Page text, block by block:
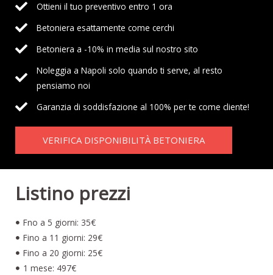
Ottieni il tuo preventivo entro 1 ora
Betoniera esattamente come cerchi
Betoniera a -10% in media sul nostro sito
Noleggia a Napoli solo quando ti serve, al resto
pensiamo noi
Garanzia di soddisfazione al 100% per te come cliente!
VERIFICA DISPONIBILITÀ BETONIERA
Listino prezzi
Fno a 5 giorni: 35€
Fino a 11 giorni: 29€
Fino a 20 giorni: 25€
1 mese: 497€